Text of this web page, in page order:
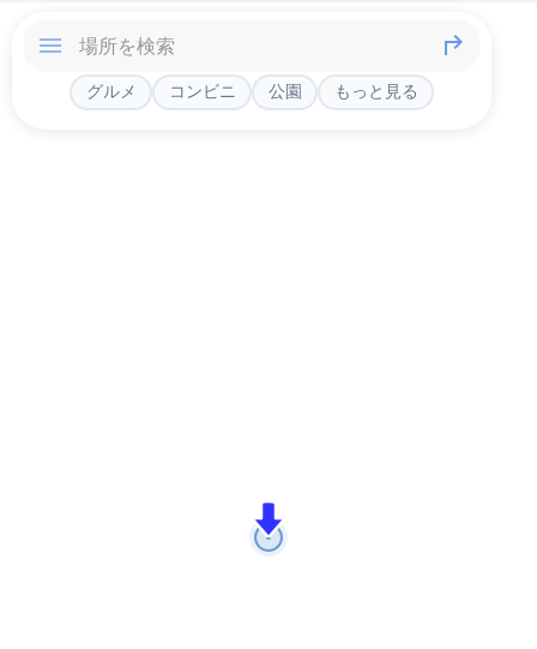
グルメ コンビニ 公園 もっと見る